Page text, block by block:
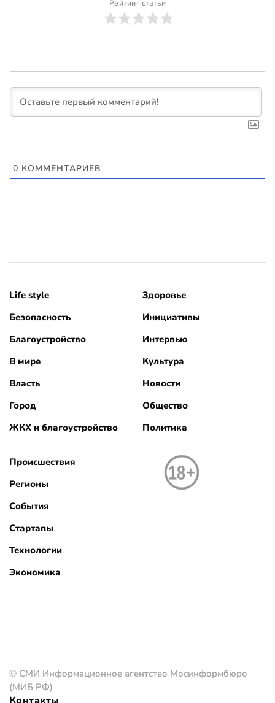
Рейтинг статьи
0 КОММЕНТАРИЕВ
Life style
Безопасность
Благоустройство
В мире
Власть
Город
ЖКХ и благоустройство
Здоровье
Инициативы
Интервью
Культура
Новости
Общество
Политика
Происшествия
Регионы
События
Стартапы
Технологии
Экономика
© СМИ Информационное агентство Мосинформбюро
(МИБ РФ)